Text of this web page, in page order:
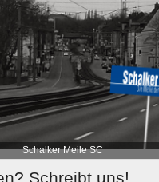
Schalker Meile SC
Schreibt uns!